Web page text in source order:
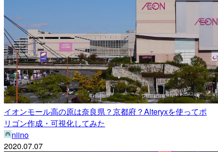
イオンモール高の原は奈良県？京都府？Alteryxを使ってポ
リゴン作成・可視化してみた
niino
2020.07.07